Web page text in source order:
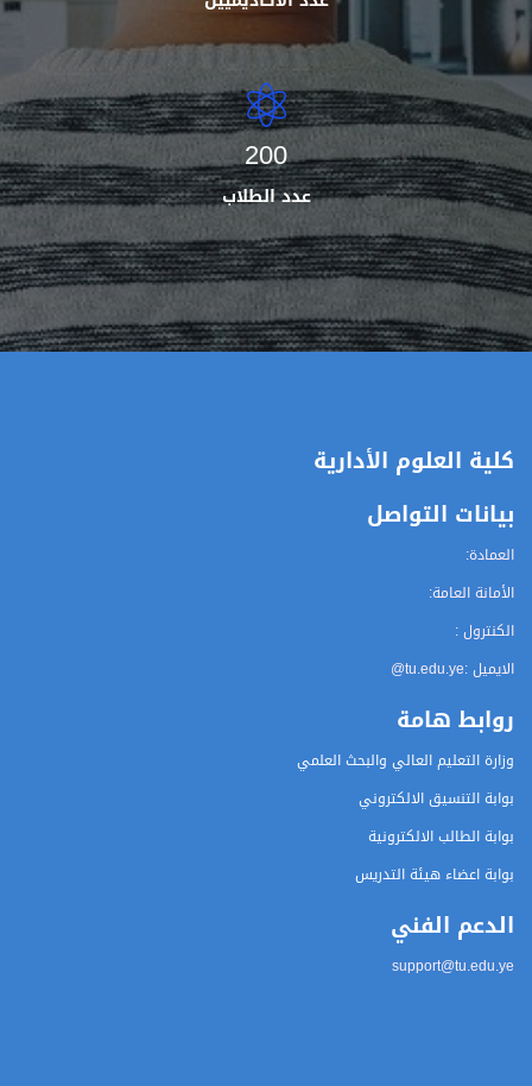
200
عدد الطلاب
كلية العلوم الأدارية
بيانات التواصل
العمادة:
الأمانة العامة:
الكنترول :
الايميل :@tu.edu.ye
روابط هامة
وزارة التعليم العالي والبحث العلمي
بوابة التنسيق الالكتروني
بوابة الطالب الالكترونية
بوابة اعضاء هيئة التدريس
الدعم الفني
support@tu.edu.ye